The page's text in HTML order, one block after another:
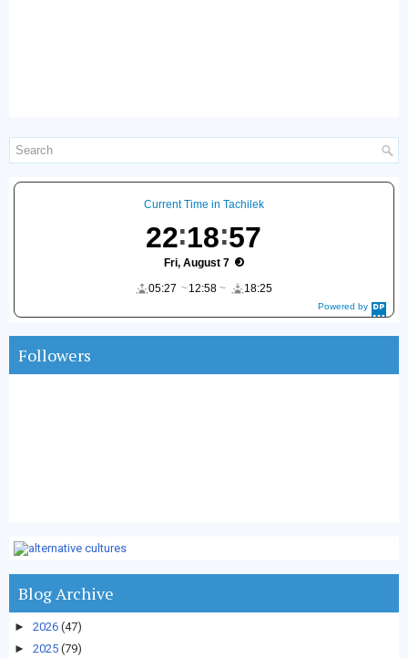
Powered by
DaysPedia.c
Current Time in Tachilek
22 18 58
Fri, August 7
05:27
12:58 18:25
Followers
Blog Archive
► 2026 (47)
► 2025 (79)